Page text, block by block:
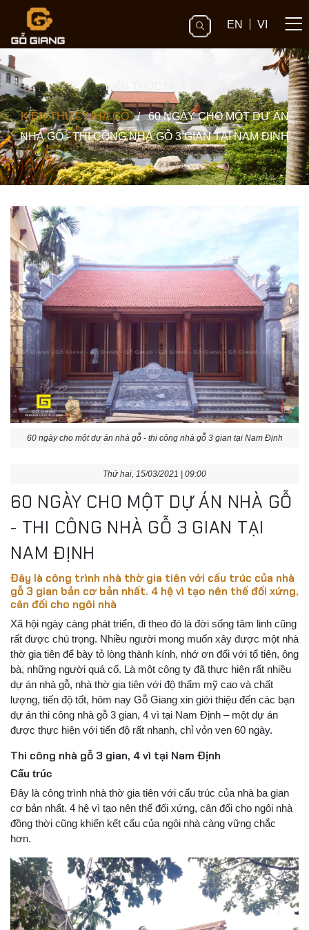
EN VI
KIẾN THỨC NHÀ GỖ
KIẾN THỨC NHÀ GỖ /
60 NGÀY CHO MỘT DỰ ÁN
NHÀ GỖ - THI CÔNG NHÀ GỖ 3 GIAN TẠI NAM ĐỊNH
60 ngày cho một dự án nhà gỗ - thi công nhà gỗ 3 gian tại Nam Định
Thứ hai, 15/03/2021 | 09:00
60 NGÀY CHO MỘT DỰ ÁN NHÀ GỖ
- THI CÔNG NHÀ GỖ 3 GIAN TẠI
NAM ĐỊNH
Đây là công trình nhà thờ gia tiên với cấu trúc của nhà
gỗ 3 gian bản cơ bản nhất. 4 hệ vì tạo nên thế đối xứng,
cân đối cho ngôi nhà
Xã hội ngày càng phát triển, đi theo đó là đời sống tâm linh cũng
rất được chú trọng. Nhiều người mong muốn xây được một nhà
thờ gia tiên để bày tỏ lòng thành kính, nhớ ơn đối với tổ tiên, ông
bà, những người quá cố. Là một công ty đã thực hiện rất nhiều
dự án nhà gỗ, nhà thờ gia tiên với độ thẩm mỹ cao và chất
lượng, tiến độ tốt, hôm nay Gỗ Giang xin giới thiệu đến các bạn
dự án thi công nhà gỗ 3 gian, 4 vì tại Nam Định – một dự án
được thực hiện với tiến độ rất nhanh, chỉ vỏn vẹn 60 ngày.
Thi công nhà gỗ 3 gian, 4 vì tại Nam Định
Cấu trúc
Đây là công trình nhà thờ gia tiên với cấu trúc của nhà ba gian
cơ bản nhất. 4 hệ vì tạo nên thế đối xứng, cân đối cho ngôi nhà
đồng thời cũng khiến kết cấu của ngôi nhà càng vững chắc
hơn.